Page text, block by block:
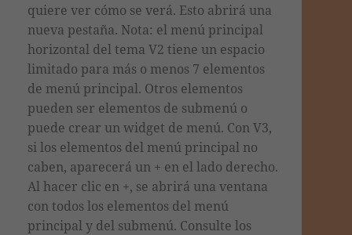
quiere ver cómo se verá. Esto abrirá una
nueva pestaña. Nota: el menú principal
horizontal del tema V2 tiene un espacio
limitado para más o menos 7 elementos
de menú principal. Otros elementos
pueden ser elementos de submenú o
puede crear un widget de menú. Con V3,
si los elementos del menú principal no
caben, aparecerá un + en el lado derecho.
Al hacer clic en +, se abrirá una ventana
con todos los elementos del menú
principal y del submenú. Consulte los